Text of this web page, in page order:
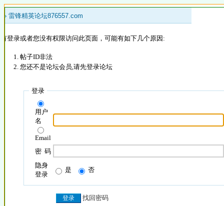
» 雷锋精英论坛876557.com
登录或者您没有权限访问此页面，可能有如下几个原因:
帖子ID非法
您还不是论坛会员,请先登录论坛
登录
用户
名
Email
密 码
隐身
登录
是 否
找回密码